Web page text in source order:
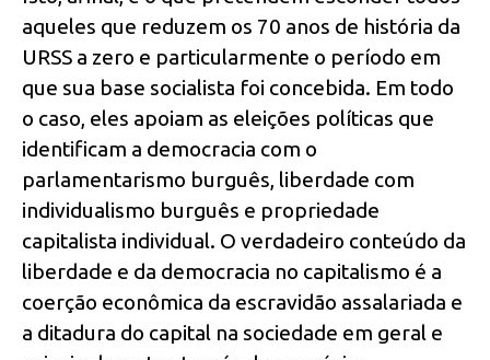
aqueles que reduzem os 70 anos de história da
URSS a zero e particularmente o período em
que sua base socialista foi concebida. Em todo
o caso, eles apoiam as eleições políticas que
identificam a democracia com o
parlamentarismo burguês, liberdade com
individualismo burguês e propriedade
capitalista individual. O verdadeiro conteúdo da
liberdade e da democracia no capitalismo é a
coerção econômica da escravidão assalariada e
a ditadura do capital na sociedade em geral e